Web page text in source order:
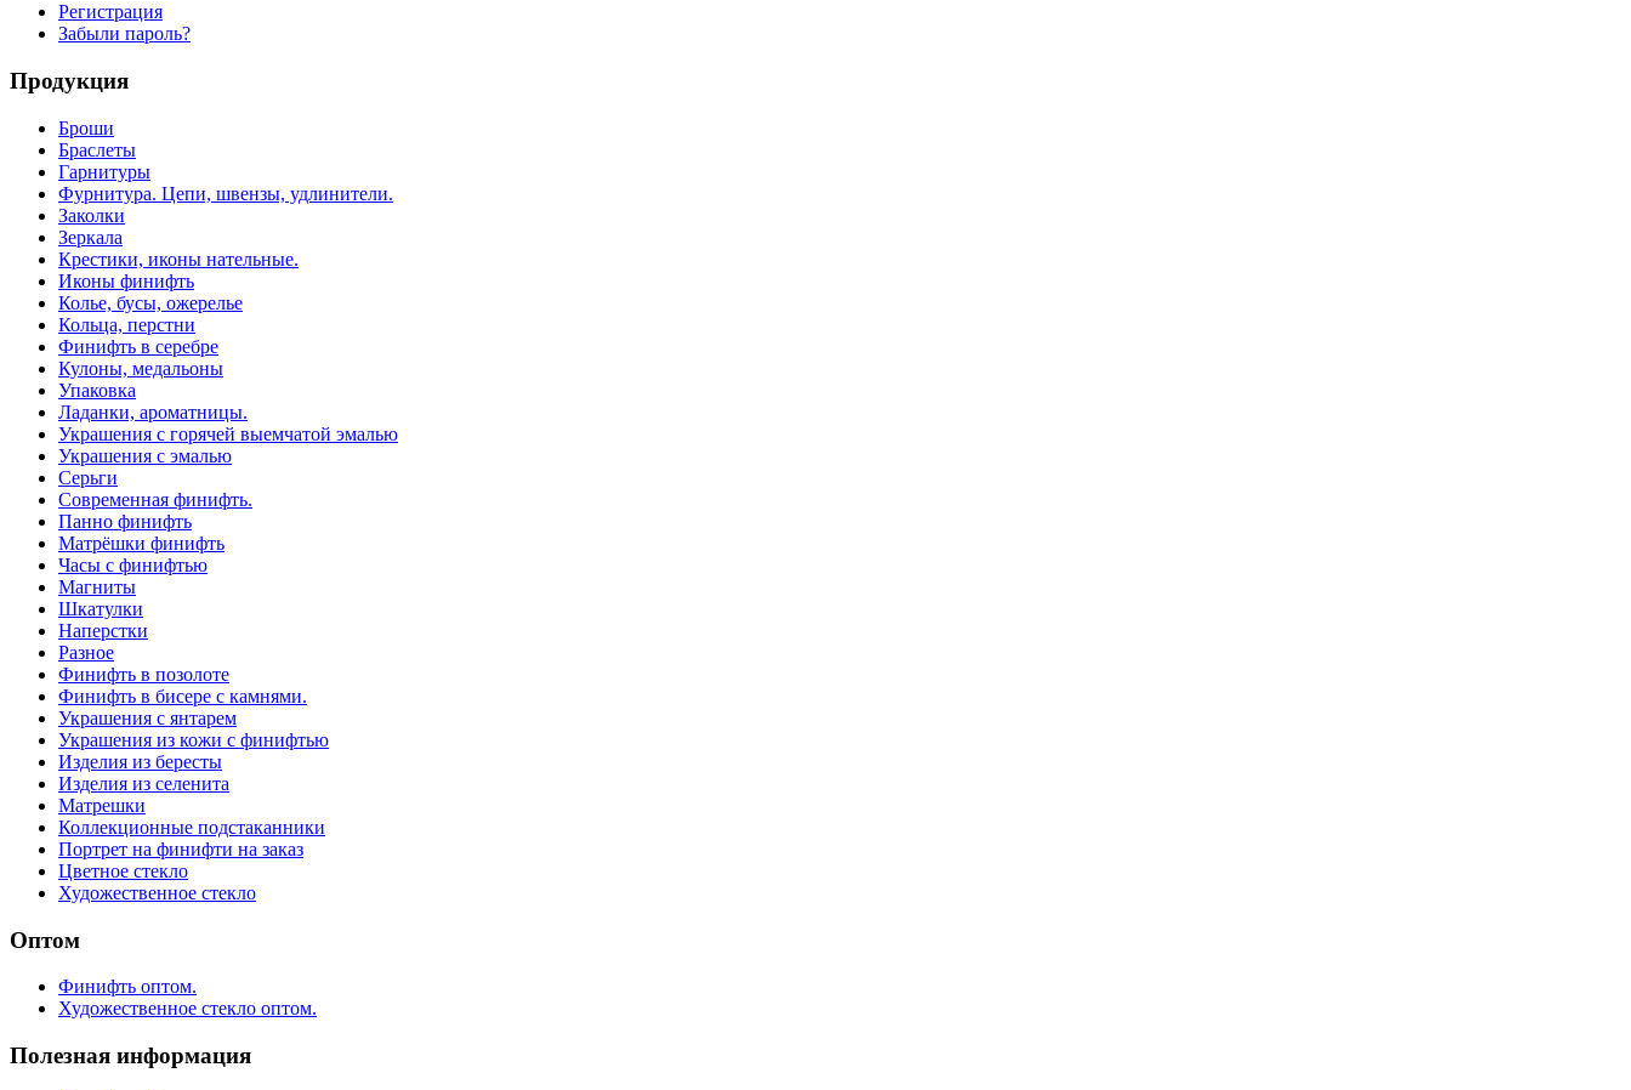
Регистрация
Забыли пароль?
Продукция
Броши
Браслеты
Гарнитуры
Фурнитура. Цепи, швензы, удлинители.
Заколки
Зеркала
Крестики, иконы нательные.
Иконы финифть
Колье, бусы, ожерелье
Кольца, перстни
Финифть в серебре
Кулоны, медальоны
Упаковка
Ладанки, ароматницы.
Украшения с горячей выемчатой эмалью
Украшения с эмалью
Серьги
Современная финифть.
Панно финифть
Матрёшки финифть
Часы с финифтью
Магниты
Шкатулки
Наперстки
Разное
Финифть в позолоте
Финифть в бисере с камнями.
Украшения с янтарем
Украшения из кожи с финифтью
Изделия из бересты
Изделия из селенита
Матрешки
Коллекционные подстаканники
Портрет на финифти на заказ
Цветное стекло
Художественное стекло
Оптом
Финифть оптом.
Художественное стекло оптом.
Полезная информация